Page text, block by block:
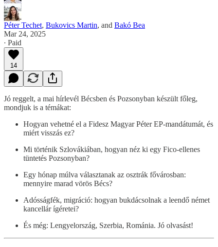
Péter Techet, Bukovics Martin, and Bakó Bea
Mar 24, 2025
∙ Paid
14
Jó reggelt, a mai hírlevél Bécsben és Pozsonyban készült főleg,
mondjuk is a témákat:
Hogyan vehetné el a Fidesz Magyar Péter EP-mandátumát, és
miért visszás ez?
Mi történik Szlovákiában, hogyan néz ki egy Fico-ellenes
tüntetés Pozsonyban?
Egy hónap múlva választanak az osztrák fővárosban:
mennyire marad vörös Bécs?
Adósságfék, migráció: hogyan bukdácsolnak a leendő német
kancellár ígéretei?
És még: Lengyelország, Szerbia, Románia. Jó olvasást!